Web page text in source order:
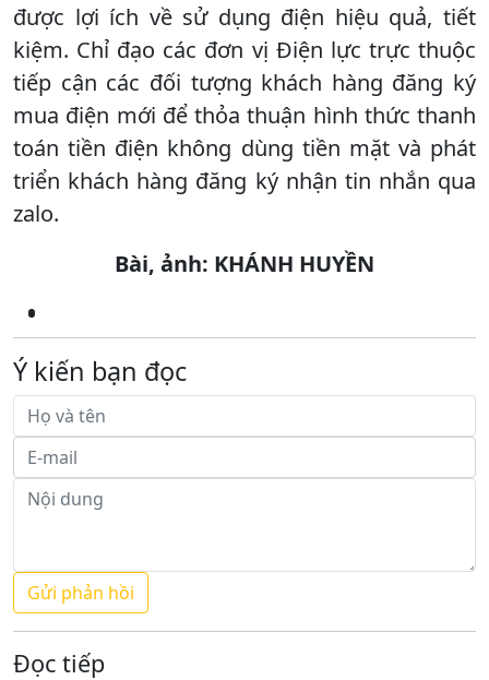
được lợi ích về sử dụng điện hiệu quả, tiết
kiệm. Chỉ đạo các đơn vị Điện lực trực thuộc
tiếp cận các đối tượng khách hàng đăng ký
mua điện mới để thỏa thuận hình thức thanh
toán tiền điện không dùng tiền mặt và phát
triển khách hàng đăng ký nhận tin nhắn qua
zalo.
Bài, ảnh: KHÁNH HUYỀN
Ý kiến bạn đọc
Đọc tiếp